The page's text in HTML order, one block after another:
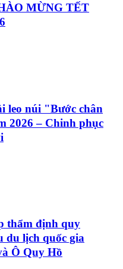
MỪNG TẾT
leo núi "Bước chân
2026 – Chinh phục
thẩm định quy
du lịch quốc gia
Ô Quy Hồ